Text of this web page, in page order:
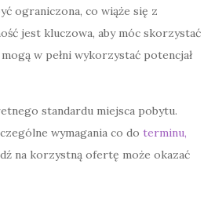
ograniczona, co wiąże się z
jest kluczowa, aby móc skorzystać
w pełni wykorzystać potencjał
standardu miejsca pobytu.
wymagania co do terminu,
na korzystną ofertę może okazać